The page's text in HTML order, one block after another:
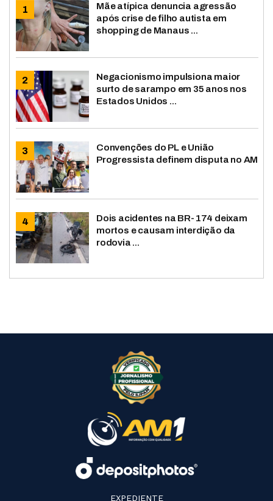
Mãe atípica denuncia agressão
após crise de filho autista em
shopping de Manaus ...
Negacionismo impulsiona maior
surto de sarampo em 35 anos nos
Estados Unidos ...
Convenções do PL e União
Progressista definem disputa no AM
Dois acidentes na BR-174 deixam
mortos e causam interdição da
rodovia ...
EXPEDIENTE